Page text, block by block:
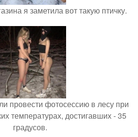
я заметила вот такую птичку.
провести фотосессию в лесу при
температурах, достигавших - 35
градусов.